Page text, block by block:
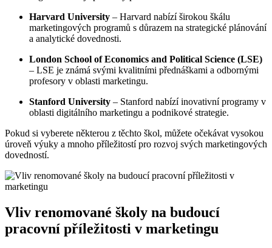
Harvard University – Harvard nabízí širokou škálu
marketingových programů s důrazem na strategické plánování
a analytické dovednosti.
London School of Economics and Political Science (LSE)
– LSE je známá svými kvalitními přednáškami a odbornými
profesory v oblasti marketingu.
Stanford University – Stanford nabízí inovativní programy v
oblasti digitálního marketingu a podnikové strategie.
Pokud si vyberete některou z těchto škol, můžete očekávat vysokou
úroveň výuky a mnoho příležitostí pro rozvoj svých marketingových
dovedností.
Vliv renomované školy na budoucí
pracovní příležitosti v marketingu